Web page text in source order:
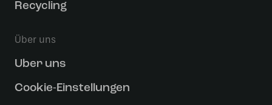
Recycling
Über uns
Uber uns
Cookie-Einstellungen